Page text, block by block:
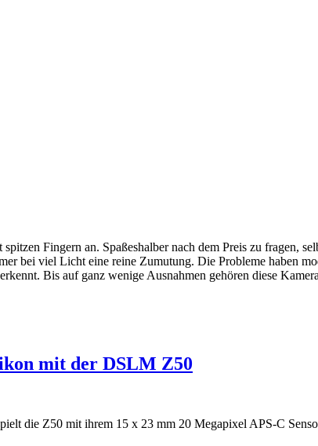
Fingern an. Spaßeshalber nach dem Preis zu fragen,
bei viel Licht eine reine Zumutung. Die Probleme haben
Bis auf ganz wenige Ausnahmen gehören diese
mit der DSLM Z50
die Z50 mit ihrem 15 x 23 mm 20 Megapixel APS-C